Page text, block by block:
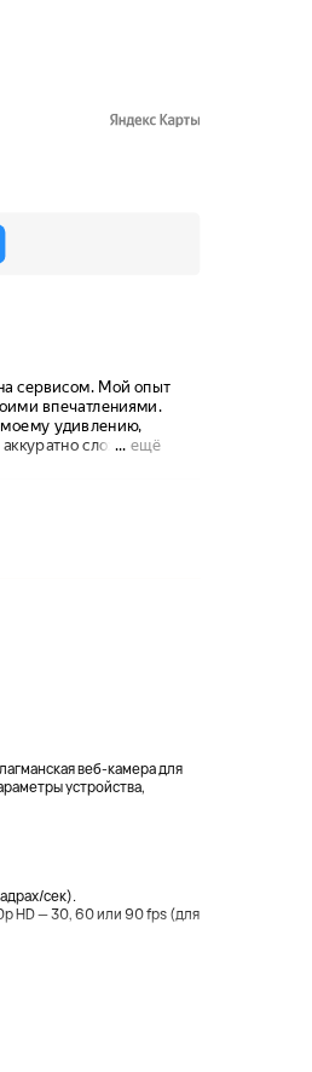
веб-камера для
устройства,
сек).
HD — 30, 60 или 90 fps (для